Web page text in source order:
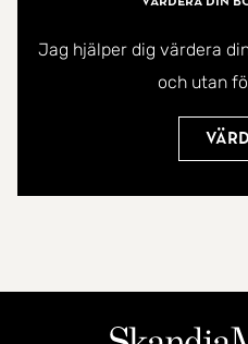
En villa som verkligen
och läge, där familjelivet
kan njutas fullt ut.
Varmt välkomna att
Jag hjälper dig värdera
och utan